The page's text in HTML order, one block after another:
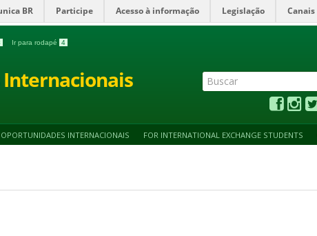
BR Participe Acesso à informação Legislação Canais
Ir para rodapé 4
Internacionais
OPORTUNIDADES INTERNACIONAIS FOR INTERNATIONAL EXCHANGE STUDENTS